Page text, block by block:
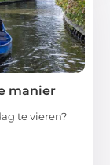
manier
te vieren?